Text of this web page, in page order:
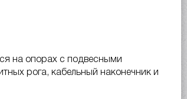
на опорах с подвесными
рога, кабельный наконечник и